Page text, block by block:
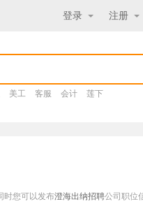
登录 注册
美工 客服 会计 莲下
时您可以发布澄海出纳招聘公司职位